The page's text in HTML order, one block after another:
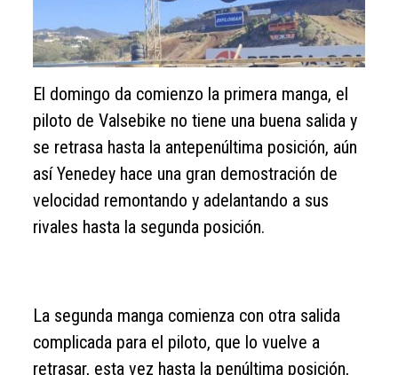
El domingo da comienzo la primera manga, el
piloto de Valsebike no tiene una buena salida y
se retrasa hasta la antepenúltima posición, aún
así Yenedey hace una gran demostración de
velocidad remontando y adelantando a sus
rivales hasta la segunda posición.
La segunda manga comienza con otra salida
complicada para el piloto, que lo vuelve a
retrasar, esta vez hasta la penúltima posición,